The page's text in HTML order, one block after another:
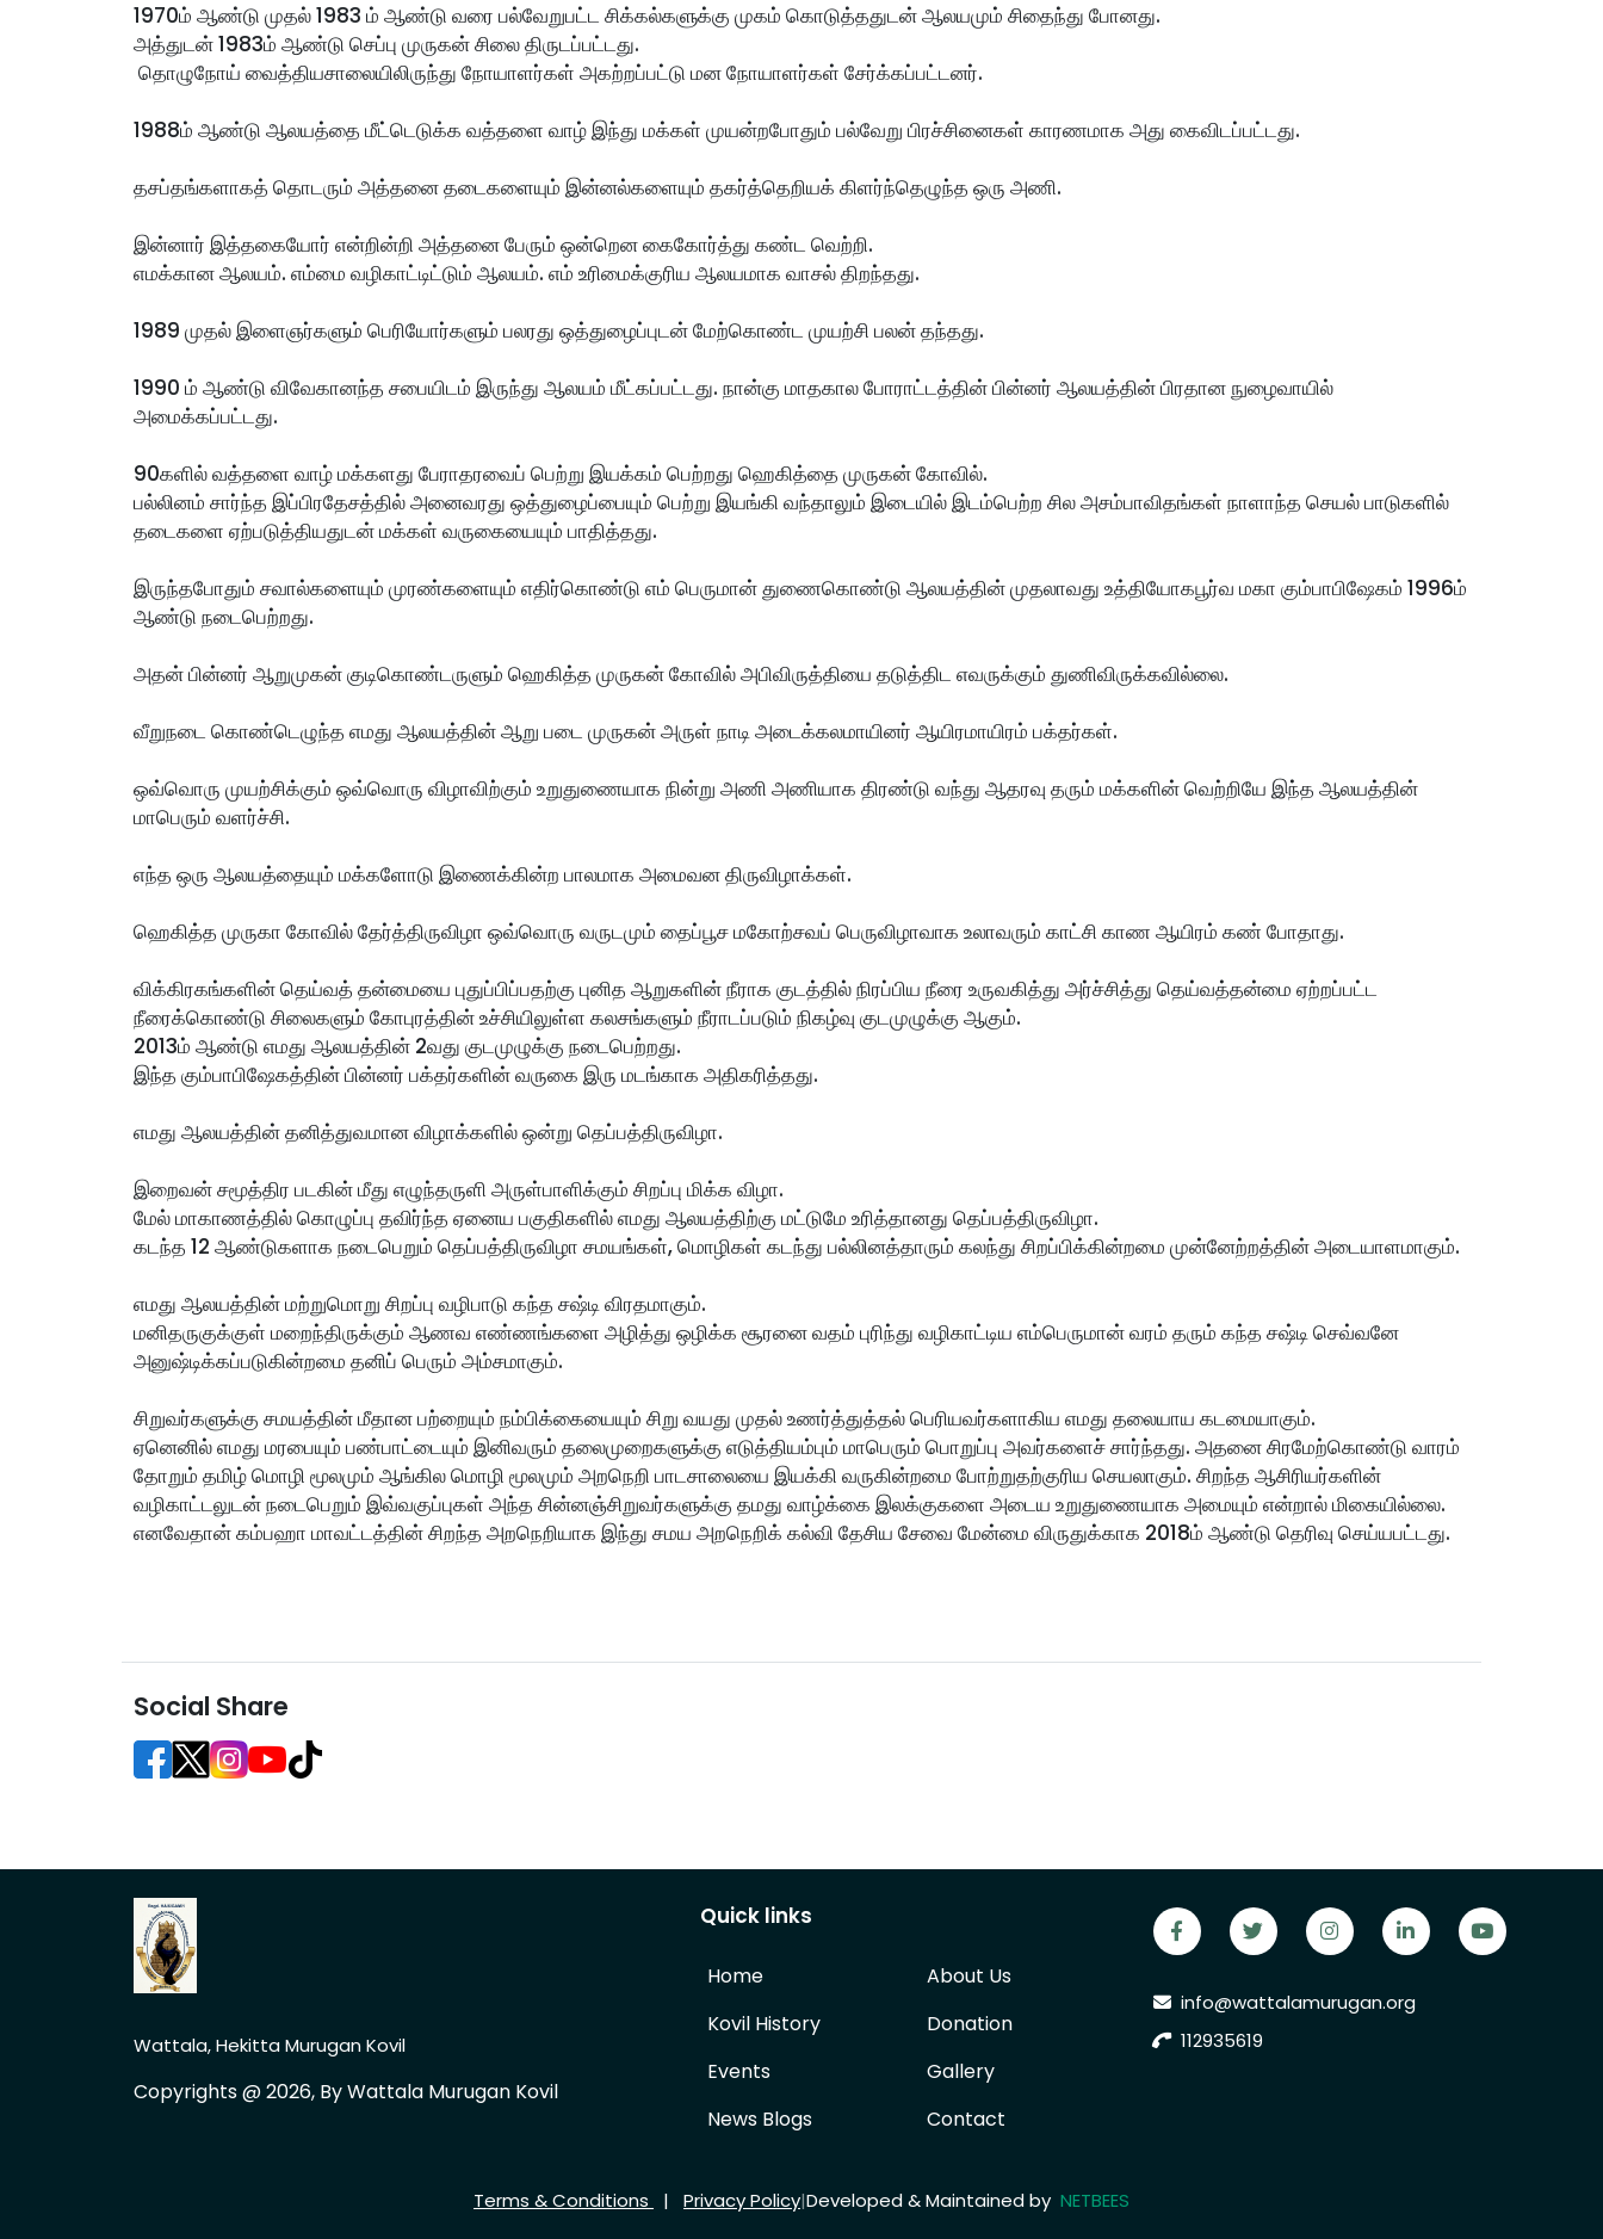
1970ம் ஆண்டு முதல் 1983 ம் ஆண்டு வரை பல்வேறுபட்ட சிக்கல்களுக்கு முகம் கொடுத்ததுடன் ஆலயமும் சிதைந்து போனது.
அத்துடன் 1983ம் ஆண்டு செப்பு முருகன் சிலை திருடப்பட்டது.
தொழுநோய் வைத்தியசாலையிலிருந்து நோயாளர்கள் அகற்றப்பட்டு மன நோயாளர்கள் சேர்க்கப்பட்டனர்.
1988ம் ஆண்டு ஆலயத்தை மீட்டெடுக்க வத்தளை வாழ் இந்து மக்கள் முயன்றபோதும் பல்வேறு பிரச்சினைகள் காரணமாக அது கைவிடப்பட்டது.
தசப்தங்களாகத் தொடரும் அத்தனை தடைகளையும் இன்னல்களையும் தகர்த்தெறியக் கிளர்ந்தெழுந்த ஒரு அணி.
இன்னார் இத்தகையோர் என்றின்றி அத்தனை பேரும் ஒன்றென கைகோர்த்து கண்ட வெற்றி.
எமக்கான ஆலயம். எம்மை வழிகாட்டிட்டும் ஆலயம். எம் உரிமைக்குரிய ஆலயமாக வாசல் திறந்தது.
1989 முதல் இளைஞர்களும் பெரியோர்களும் பலரது ஒத்துழைப்புடன் மேற்கொண்ட முயற்சி பலன் தந்தது.
1990 ம் ஆண்டு விவேகானந்த சபையிடம் இருந்து ஆலயம் மீட்கப்பட்டது. நான்கு மாதகால போராட்டத்தின் பின்னர் ஆலயத்தின் பிரதான நுழைவாயில்
அமைக்கப்பட்டது.
90களில் வத்தளை வாழ் மக்களது பேராதரவைப் பெற்று இயக்கம் பெற்றது ஹெகித்தை முருகன் கோவில்.
பல்லினம் சார்ந்த இப்பிரதேசத்தில் அனைவரது ஒத்துழைப்பையும் பெற்று இயங்கி வந்தாலும் இடையில் இடம்பெற்ற சில அசம்பாவிதங்கள் நாளாந்த செயல் பாடுகளில்
தடைகளை ஏற்படுத்தியதுடன் மக்கள் வருகையையும் பாதித்தது.
இருந்தபோதும் சவால்களையும் முரண்களையும் எதிர்கொண்டு எம் பெருமான் துணைகொண்டு ஆலயத்தின் முதலாவது உத்தியோகபூர்வ மகா கும்பாபிஷேகம் 1996ம்
ஆண்டு நடைபெற்றது.
அதன் பின்னர் ஆறுமுகன் குடிகொண்டருளும் ஹெகித்த முருகன் கோவில் அபிவிருத்தியை தடுத்திட எவருக்கும் துணிவிருக்கவில்லை.
வீறுநடை கொண்டெழுந்த எமது ஆலயத்தின் ஆறு படை முருகன் அருள் நாடி அடைக்கலமாயினர் ஆயிரமாயிரம் பக்தர்கள்.
ஒவ்வொரு முயற்சிக்கும் ஒவ்வொரு விழாவிற்கும் உறுதுணையாக நின்று அணி அணியாக திரண்டு வந்து ஆதரவு தரும் மக்களின் வெற்றியே இந்த ஆலயத்தின்
மாபெரும் வளர்ச்சி.
எந்த ஒரு ஆலயத்தையும் மக்களோடு இணைக்கின்ற பாலமாக அமைவன திருவிழாக்கள்.
ஹெகித்த முருகா கோவில் தேர்த்திருவிழா ஒவ்வொரு வருடமும் தைப்பூச மகோற்சவப் பெருவிழாவாக உலாவரும் காட்சி காண ஆயிரம் கண் போதாது.
விக்கிரகங்களின் தெய்வத் தன்மையை புதுப்பிப்பதற்கு புனித ஆறுகளின் நீராக குடத்தில் நிரப்பிய நீரை உருவகித்து அர்ச்சித்து தெய்வத்தன்மை ஏற்றப்பட்ட
நீரைக்கொண்டு சிலைகளும் கோபுரத்தின் உச்சியிலுள்ள கலசங்களும் நீராடப்படும் நிகழ்வு குடமுழுக்கு ஆகும்.
2013ம் ஆண்டு எமது ஆலயத்தின் 2வது குடமுழுக்கு நடைபெற்றது.
இந்த கும்பாபிஷேகத்தின் பின்னர் பக்தர்களின் வருகை இரு மடங்காக அதிகரித்தது.
எமது ஆலயத்தின் தனித்துவமான விழாக்களில் ஒன்று தெப்பத்திருவிழா.
இறைவன் சமூத்திர படகின் மீது எழுந்தருளி அருள்பாளிக்கும் சிறப்பு மிக்க விழா.
மேல் மாகாணத்தில் கொழுப்பு தவிர்ந்த ஏனைய பகுதிகளில் எமது ஆலயத்திற்கு மட்டுமே உரித்தானது தெப்பத்திருவிழா.
கடந்த 12 ஆண்டுகளாக நடைபெறும் தெப்பத்திருவிழா சமயங்கள், மொழிகள் கடந்து பல்லினத்தாரும் கலந்து சிறப்பிக்கின்றமை முன்னேற்றத்தின் அடையாளமாகும்.
எமது ஆலயத்தின் மற்றுமொறு சிறப்பு வழிபாடு கந்த சஷ்டி விரதமாகும்.
மனிதருகுக்குள் மறைந்திருக்கும் ஆணவ எண்ணங்களை அழித்து ஒழிக்க சூரனை வதம் புரிந்து வழிகாட்டிய எம்பெருமான் வரம் தரும் கந்த சஷ்டி செவ்வனே
அனுஷ்டிக்கப்படுகின்றமை தனிப் பெரும் அம்சமாகும்.
சிறுவர்களுக்கு சமயத்தின் மீதான பற்றையும் நம்பிக்கையையும் சிறு வயது முதல் உணர்த்துத்தல் பெரியவர்களாகிய எமது தலையாய கடமையாகும்.
ஏனெனில் எமது மரபையும் பண்பாட்டையும் இனிவரும் தலைமுறைகளுக்கு எடுத்தியம்பும் மாபெரும் பொறுப்பு அவர்களைச் சார்ந்தது. அதனை சிரமேற்கொண்டு வாரம்
தோறும் தமிழ் மொழி மூலமும் ஆங்கில மொழி மூலமும் அறநெறி பாடசாலையை இயக்கி வருகின்றமை போற்றுதற்குரிய செயலாகும். சிறந்த ஆசிரியர்களின்
வழிகாட்டலுடன் நடைபெறும் இவ்வகுப்புகள் அந்த சின்னஞ்சிறுவர்களுக்கு தமது வாழ்க்கை இலக்குகளை அடைய உறுதுணையாக அமையும் என்றால் மிகையில்லை.
எனவேதான் கம்பஹா மாவட்டத்தின் சிறந்த அறநெறியாக இந்து சமய அறநெறிக் கல்வி தேசிய சேவை மேன்மை விருதுக்காக 2018ம் ஆண்டு தெரிவு செய்யபட்டது.
Social Share
Wattala, Hekitta Murugan Kovil
Copyrights @ 2026, By Wattala Murugan Kovil
Quick links
Home
About Us
Kovil History
Donation
Events
Gallery
News Blogs
Contact
info@wattalamurugan.org
112935619
Terms & Conditions | Privacy Policy|Developed & Maintained by NETBEES